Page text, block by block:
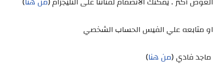
او متابعه علي الفيس الحساب الشخصي
ماجد فادي (من هنا)